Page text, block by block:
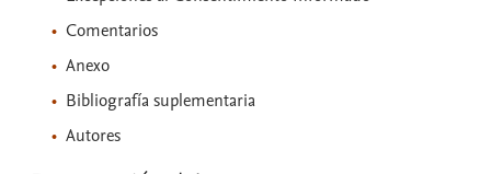
Comentarios
Anexo
Bibliografía suplementaria
Autores